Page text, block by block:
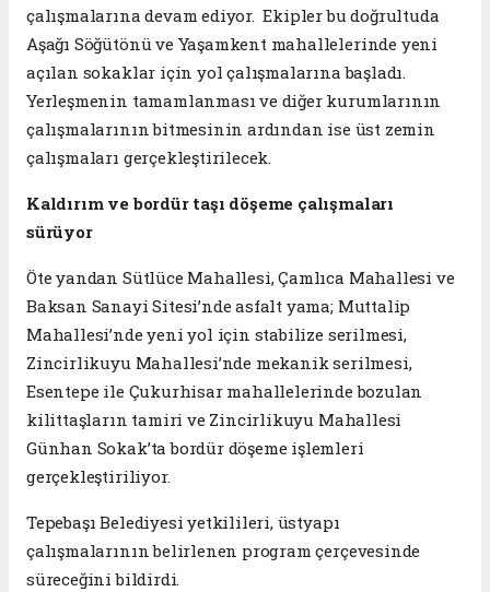
çalışmalarına devam ediyor. Ekipler bu doğrultuda
Aşağı Söğütönü ve Yaşamkent mahallelerinde yeni
açılan sokaklar için yol çalışmalarına başladı.
Yerleşmenin tamamlanması ve diğer kurumlarının
çalışmalarının bitmesinin ardından ise üst zemin
çalışmaları gerçekleştirilecek.
Kaldırım ve bordür taşı döşeme çalışmaları
sürüyor
Öte yandan Sütlüce Mahallesi, Çamlıca Mahallesi ve
Baksan Sanayi Sitesi’nde asfalt yama; Muttalip
Mahallesi’nde yeni yol için stabilize serilmesi,
Zincirlikuyu Mahallesi’nde mekanik serilmesi,
Esentepe ile Çukurhisar mahallelerinde bozulan
kilittaşların tamiri ve Zincirlikuyu Mahallesi
Günhan Sokak’ta bordür döşeme işlemleri
gerçekleştiriliyor.
Tepebaşı Belediyesi yetkilileri, üstyapı
çalışmalarının belirlenen program çerçevesinde
süreceğini bildirdi.